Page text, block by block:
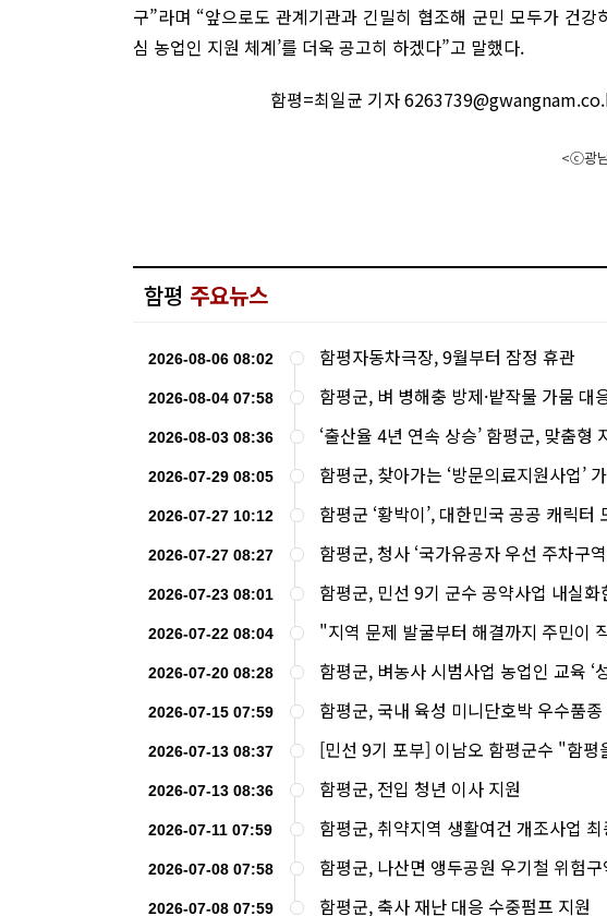
구”라며 “앞으로도 관계기관과 긴밀히 협조해 군민 모두가 건
심 농업인 지원 체계’를 더욱 공고히 하겠다”고 말했다.
함평=최일균 기자
<ⓒ광
함평 주요뉴스
2026-08-06 08:02 함평자동차극장, 9월부터 잠정 휴관
2026-08-04 07:58 함평군, 벼 병해충 방제·밭작물 가뭄 대
2026-08-03 08:36 ‘출산율 4년 연속 상승’ 함평군, 맞춤형
2026-07-29 08:05 함평군, 찾아가는 ‘방문의료지원사업’
2026-07-27 10:12 함평군 ‘황박이’, 대한민국 공공 캐릭터
2026-07-27 08:27 함평군, 청사 ‘국가유공자 우선 주차구
2026-07-23 08:01 함평군, 민선 9기 군수 공약사업 내실화
2026-07-22 08:04 "지역 문제 발굴부터 해결까지 주민이
2026-07-20 08:28 함평군, 벼농사 시범사업 농업인 교육 ‘
2026-07-15 07:59 함평군, 국내 육성 미니단호박 우수품
2026-07-13 08:37
2026-07-13 08:36 함평군, 전입 청년 이사 지원
2026-07-11 07:59 함평군, 취약지역 생활여건 개조사업 최
2026-07-08 07:58 함평군, 나산면 앵두공원 우기철 위험구
2026-07-08 07:59 함평군, 축사 재난 대응 수중펌프 지원